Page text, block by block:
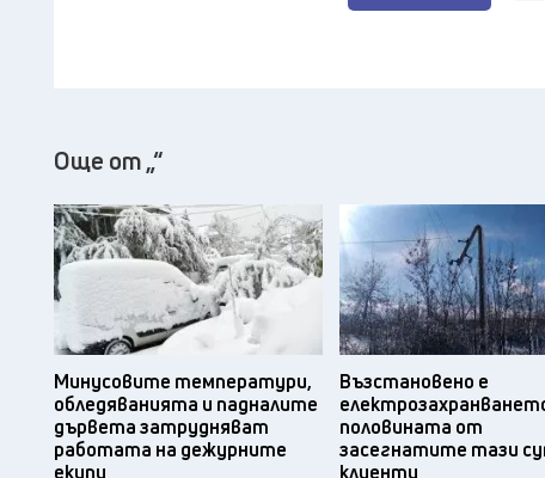
Още от „“
Минусовите температури,
обледяванията и падналите
дървета затрудняват
работата на дежурните
екипи
Възстановено е
половината от
засегнатите тази
клиенти